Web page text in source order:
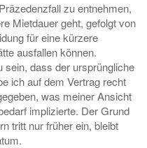
zu entnehmen,
Mietdauer geht, gefolgt von
für eine kürzere
ausfallen können.
dass der ursprüngliche
ich auf dem Vertrag recht
was meiner Ansicht
implizierte. Der Grund
tritt nur früher ein, bleibt